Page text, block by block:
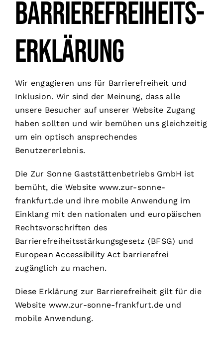
Barriere­freiheits­
erklärung
Wir engagieren uns für Barrierefreiheit und
Inklusion. Wir sind der Meinung, dass alle
unsere Besucher auf unserer Website Zugang
haben sollten und wir bemühen uns gleichzeitig
um ein optisch ansprechendes
Benutzererlebnis.
Die Zur Sonne Gaststättenbetriebs GmbH ist
bemüht, die Website www.zur-sonne-
frankfurt.de und ihre mobile Anwendung im
Einklang mit den nationalen und europäischen
Rechtsvorschriften des
Barrierefreiheitsstärkungsgesetz (BFSG) und
European Accessibility Act barrierefrei
zugänglich zu machen.
Diese Erklärung zur Barrierefreiheit gilt für die
Website www.zur-sonne-frankfurt.de und
mobile Anwendung.